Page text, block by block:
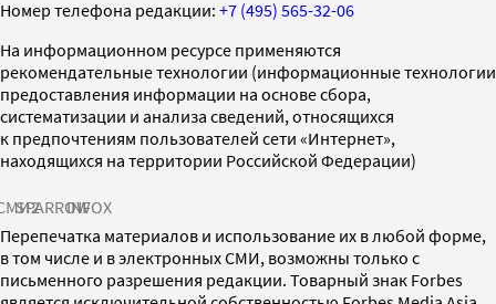
Номер телефона редакции: +7 (495) 565-32-06
На информационном ресурсе применяются
рекомендательные технологии (информационные технологии
предоставления информации на основе сбора,
систематизации и анализа сведений, относящихся
к предпочтениям пользователей сети «Интернет»,
находящихся на территории Российской Федерации)
SPARROWINFOX
Перепечатка материалов и использование их в любой форме,
в том числе и в электронных СМИ, возможны только с
письменного разрешения редакции. Товарный знак Forbes